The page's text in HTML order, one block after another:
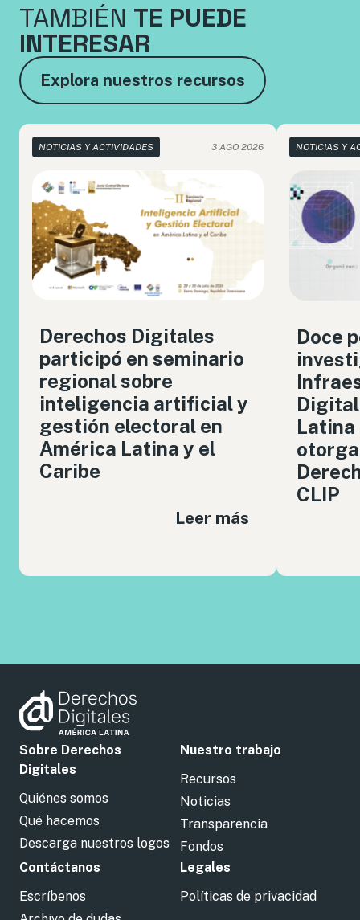
TAMBIÉN TE PUEDE
INTERESAR
Explora nuestros recursos
NOTICIAS Y ACTIVIDADES 3 AGO 2026
Derechos Digitales
participó en seminario
regional sobre
inteligencia artificial y
gestión electoral en
América Latina y el
Caribe
Leer más
NOTICIAS Y
Doce
Latina
CLIP
Sobre Derechos
Digitales
Quiénes somos
Qué hacemos
Descarga nuestros logos
Nuestro trabajo
Recursos
Noticias
Transparencia
Fondos
Contáctanos
Escríbenos
Legales
Políticas de privacidad